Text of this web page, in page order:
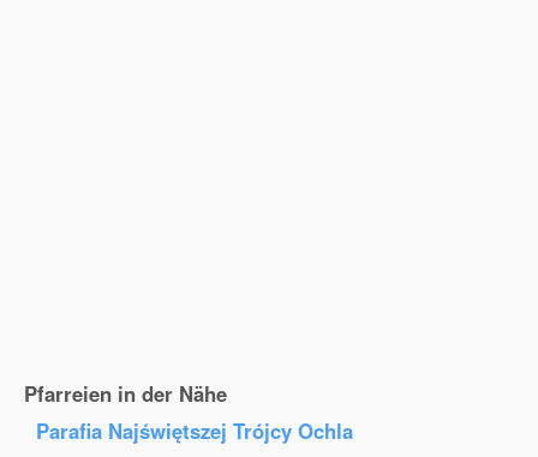
Pfarreien in der Nähe
Parafia Najświętszej Trójcy Ochla